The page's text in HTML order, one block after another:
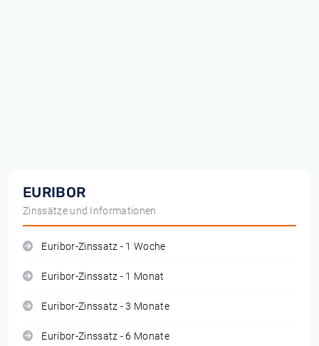
EURIBOR
Zinssätze und Informationen
Euribor-Zinssatz - 1 Woche
Euribor-Zinssatz - 1 Monat
Euribor-Zinssatz - 3 Monate
Euribor-Zinssatz - 6 Monate